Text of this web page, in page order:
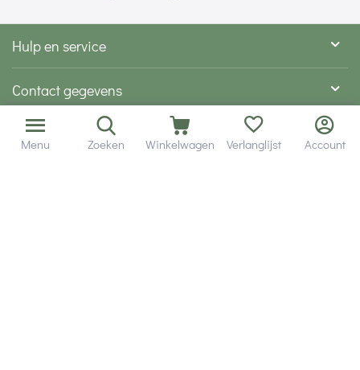
Hulp en service
Contact gegevens
Hobby Gigant
Menu Zoeken Winkelwagen Verlanglijst Account